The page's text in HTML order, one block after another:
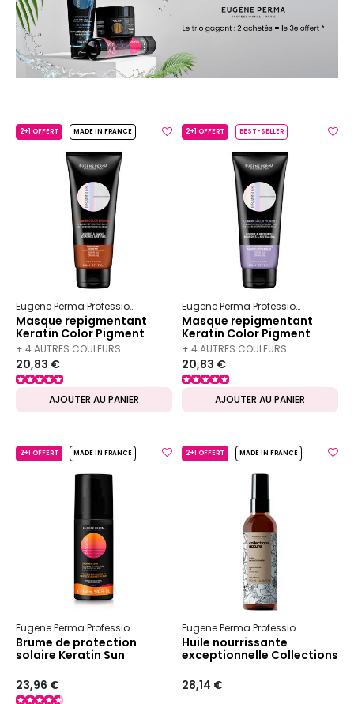
2+1 OFFERT MADE IN FRANCE
Eugene Perma Professionnel Essentiel Keratin Color
Masque repigmentant
Keratin Color Pigment
cuivré
+ 4 AUTRES COULEURS
DISPONIBLES
20,83 €
AJOUTER AU PANIER
2+1 OFFERT BEST-SELLER
Eugene Perma Professionnel
Masque repigmentant
Keratin Color Pigment
blond froid
+ 4 AUTRES COULEURS
DISPONIBLES
20,83 €
AJOUTER AU PANIER
2+1 OFFERT MADE IN FRANCE
Eugene Perma Professionnel Essentiel Keratin Sun
Brume de protection
solaire Keratin Sun
23,96 €
2+1 OFFERT MADE IN FRANCE
Eugene Perma Professionnel
Huile nourrissante
exceptionnelle Collections
Nature
28,14 €